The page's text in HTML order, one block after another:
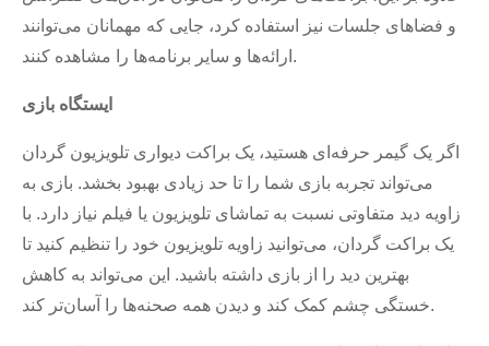
و فضاهای جلسات نیز استفاده کرد، جایی که مهمانان می‌توانند
ارائه‌ها و سایر برنامه‌ها را مشاهده کنند.
ایستگاه بازی
اگر یک گیمر حرفه‌ای هستید، یک براکت دیواری تلویزیون گردان
می‌تواند تجربه بازی شما را تا حد زیادی بهبود بخشد. بازی به
زاویه دید متفاوتی نسبت به تماشای تلویزیون یا فیلم نیاز دارد. با
یک براکت گردان، می‌توانید زاویه تلویزیون خود را تنظیم کنید تا
بهترین دید را از بازی داشته باشید. این می‌تواند به کاهش
خستگی چشم کمک کند و دیدن همه صحنه‌ها را آسان‌تر کند.